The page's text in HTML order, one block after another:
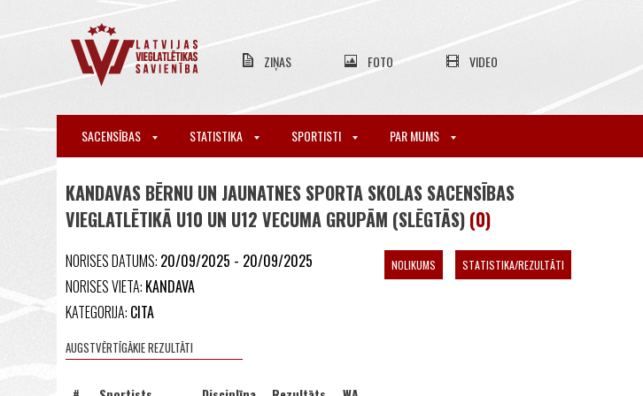
ZIŅAS FOTO VIDEO
SACENSĪBAS STATISTIKA SPORTISTI PAR MUMS
KANDAVAS BĒRNU UN JAUNATNES SPORTA SKOLAS SACENSĪBAS
VIEGLATLĒTIKĀ U10 UN U12 VECUMA GRUPĀM (SLĒGTĀS) (0)
NORISES DATUMS: 20/09/2025 - 20/09/2025
NORISES VIETA: KANDAVA
KATEGORIJA: CITA
AUGSTVĒRTĪGĀKIE REZULTĀTI
NOLIKUMS STATISTIKA/REZULTĀTI